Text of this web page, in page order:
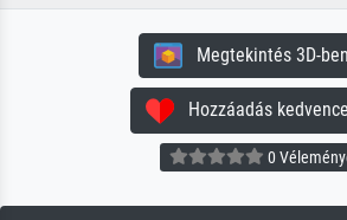
Megtekintés 3D-
Hozzáadás
0